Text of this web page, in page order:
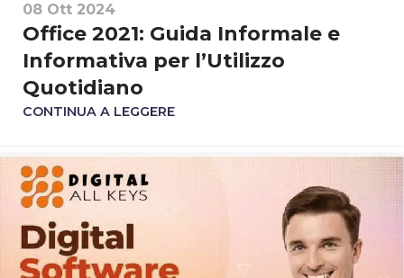
08 Ott 2024
Office 2021: Guida Informale e
Informativa per l’Utilizzo
Quotidiano
CONTINUA A LEGGERE